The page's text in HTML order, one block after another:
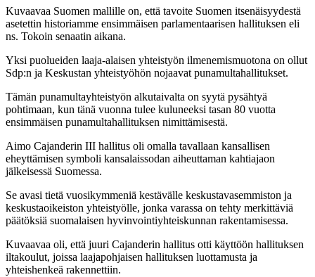
Kuvaavaa Suomen mallille on, että tavoite Suomen itsenäisyydestä
asetettin historiamme ensimmäisen parlamentaarisen hallituksen eli
ns. Tokoin senaatin aikana.
Yksi puolueiden laaja-alaisen yhteistyön ilmenemismuotona on ollut
Sdp:n ja Keskustan yhteistyöhön nojaavat punamultahallitukset.
Tämän punamultayhteistyön alkutaivalta on syytä pysähtyä
pohtimaan, kun tänä vuonna tulee kuluneeksi tasan 80 vuotta
ensimmäisen punamultahallituksen nimittämisestä.
Aimo Cajanderin III hallitus oli omalla tavallaan kansallisen
eheyttämisen symboli kansalaissodan aiheuttaman kahtiajaon
jälkeisessä Suomessa.
Se avasi tietä vuosikymmeniä kestävälle keskustavasemmiston ja
keskustaoikeiston yhteistyölle, jonka varassa on tehty merkittäviä
päätöksiä suomalaisen hyvinvointiyhteiskunnan rakentamisessa.
Kuvaavaa oli, että juuri Cajanderin hallitus otti käyttöön hallituksen
iltakoulut, joissa laajapohjaisen hallituksen luottamusta ja
yhteishenkeä rakennettiin.